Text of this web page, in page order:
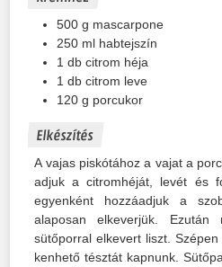
500 g mascarpone
250 ml habtejszín
1 db citrom héja
1 db citrom leve
120 g porcukor
Elkészítés
A vajas piskótához a vajat a
adjuk a citromhéját, levét és
egyenként hozzáadjuk a
alaposan elkeverjük.
sütőporral elkevert liszt.
kenhető tésztát kapnunk.